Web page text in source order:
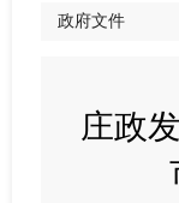
政府文件
庄政